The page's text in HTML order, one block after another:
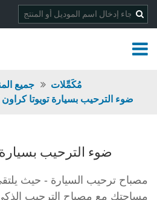
جميع
مُكَمِّلات
ضوء الترحيب بسيارة تويوتا كراون
ضوء الترحيب بسيارة
مصباح ترحيب السيارة - حيث يلتقي
مساحتك مع مصباح الترحيب